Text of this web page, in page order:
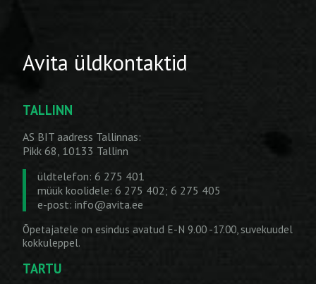
Avita üldkontaktid
TALLINN
AS BIT aadress Tallinnas:
Pikk 68, 10133 Tallinn
üldtelefon: 6 275 401
müük koolidele: 6 275 402; 6 275 405
e-post: info@avita.ee
Õpetajatele on esindus avatud E-N 9.00 -17.00, suvekuudel
kokkuleppel.
TARTU